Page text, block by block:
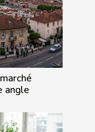
angle